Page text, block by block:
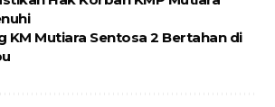
KM Mutiara Sentosa 2 Bertahan di